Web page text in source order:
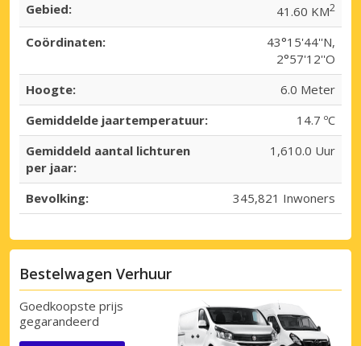
Gebied: 41.60 KM2
Coördinaten:
43°15'44''N,
2°57'12''O
Hoogte:
6.0 Meter
Gemiddelde jaartemperatuur:
14.7 ºC
Gemiddeld aantal lichturen
per jaar:
1,610.0 Uur
Bevolking: 345,821 Inwoners
Bestelwagen Verhuur
Goedkoopste prijs
gegarandeerd